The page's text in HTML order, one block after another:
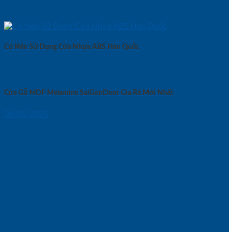
Có Nên Sử Dụng Cửa Nhựa ABS Hàn Quốc
Cửa Gỗ MDF Melamine SaiGonDoor Gía Rẻ Mới Nhất
08/01/2025